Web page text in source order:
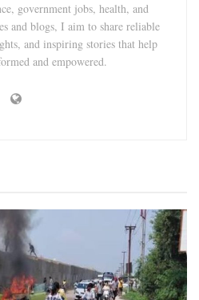
government jobs, health, and
and blogs, I aim to share reliable
and inspiring stories that help
and empowered.